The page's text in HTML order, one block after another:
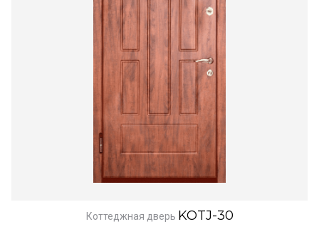
Коттеджная дверь KOTJ-30